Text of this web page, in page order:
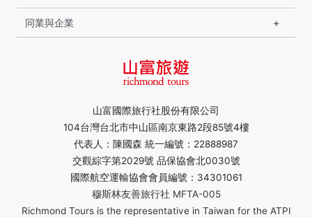
山富國際旅行社股份有限公司
104台灣台北市中山區南京東路2段85號4樓
代表人：陳國森 統一編號：22888987
交觀綜字第2029號 品保協會北0030號
國際航空運輸協會會員編號：34301061
穆斯林友善旅行社 MFTA-005
Richmond Tours is the representative in Taiwan for the ATPI
同業與企業